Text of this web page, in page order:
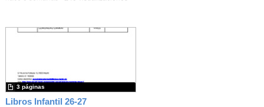
Libros Infantil 26-27
3 páginas